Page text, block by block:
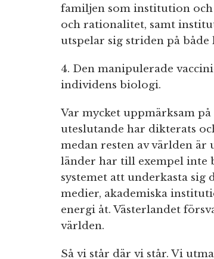
familjen som institution och
och rationalitet, samt
utspelar sig striden på
4. Den manipulerade
individens biologi.
Var mycket uppmärksam
uteslutande har dikterats
medan resten av världen är
länder har till exempel inte
systemet att underkasta sig
medier, akademiska
energi åt. Västerlandet
världen.
Så vi står där vi står. Vi